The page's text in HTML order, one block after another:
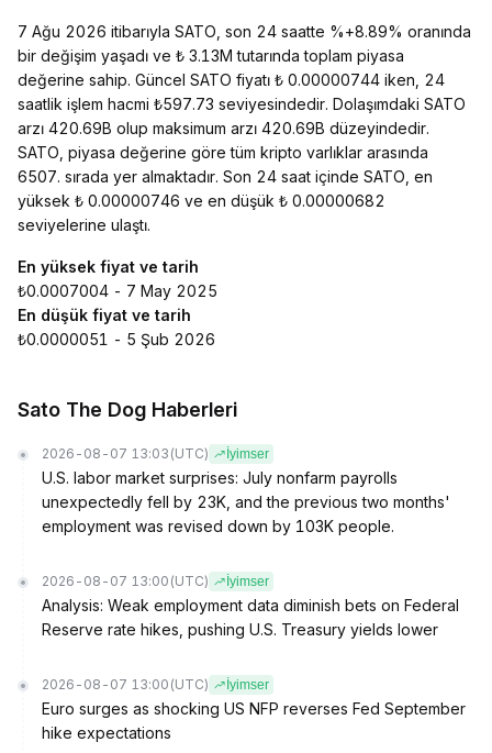
7 Ağu 2026 itibarıyla SATO, son 24 saatte %+8.89% oranında
bir değişim yaşadı ve ₺ 3.13M tutarında toplam piyasa
değerine sahip. Güncel SATO fiyatı ₺ 0.00000744 iken, 24
saatlik işlem hacmi ₺597.73 seviyesindedir. Dolaşımdaki SATO
arzı 420.69B olup maksimum arzı 420.69B düzeyindedir.
SATO, piyasa değerine göre tüm kripto varlıklar arasında
6507. sırada yer almaktadır. Son 24 saat içinde SATO, en
yüksek ₺ 0.00000746 ve en düşük ₺ 0.00000682
seviyelerine ulaştı.
En yüksek fiyat ve tarih
₺0.0007004 - 7 May 2025
En düşük fiyat ve tarih
₺0.0000051 - 5 Şub 2026
Sato The Dog Haberleri
2026-08-07 13:03 (UTC) İyimser
U.S. labor market surprises: July nonfarm payrolls
unexpectedly fell by 23K, and the previous two months'
employment was revised down by 103K people.
2026-08-07 13:00 (UTC) İyimser
Analysis: Weak employment data diminish bets on Federal
Reserve rate hikes, pushing U.S. Treasury yields lower
2026-08-07 13:00 (UTC) İyimser
Euro surges as shocking US NFP reverses Fed September
hike expectations